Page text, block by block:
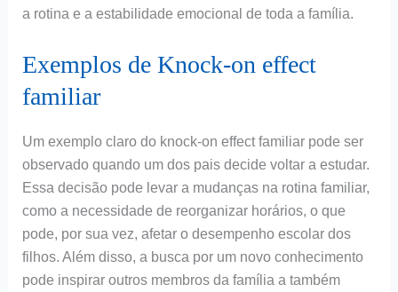
a rotina e a estabilidade emocional de toda a família.
Exemplos de Knock-on effect
familiar
Um exemplo claro do knock-on effect familiar pode ser
observado quando um dos pais decide voltar a estudar.
Essa decisão pode levar a mudanças na rotina familiar,
como a necessidade de reorganizar horários, o que
pode, por sua vez, afetar o desempenho escolar dos
filhos. Além disso, a busca por um novo conhecimento
pode inspirar outros membros da família a também